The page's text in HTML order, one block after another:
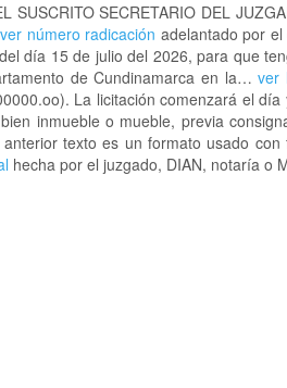
SUSCRITO SECRETARIO DEL
ver número radicación adelantado por
día 15 de julio del 2026, para que
de Cundinamarca en la…ver
La licitación comenzará el
inmueble o mueble, previa
texto es un formato usado
hecha por el juzgado, DIAN, notaría o